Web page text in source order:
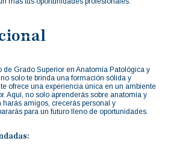
de Grado Superior en Anatomía Patológica y
solo te brinda una formación sólida y
ofrece una experiencia única en un ambiente
Aquí, no solo aprenderás sobre anatomía y
amigos, crecerás personal y
para un futuro lleno de oportunidades.